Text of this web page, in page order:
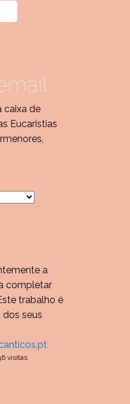
caixa de
Eucaristias
a
completar
trabalho é
seus
visitas